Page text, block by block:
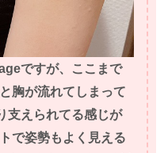
ですが、ここまで
胸が流れてしまって
支えられてる感じが
で姿勢もよく見える